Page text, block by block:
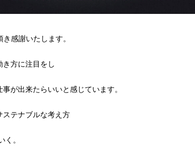
感謝いたします。
方に注目をし
が出来たらいいと感じています。
テナブルな考え方
。